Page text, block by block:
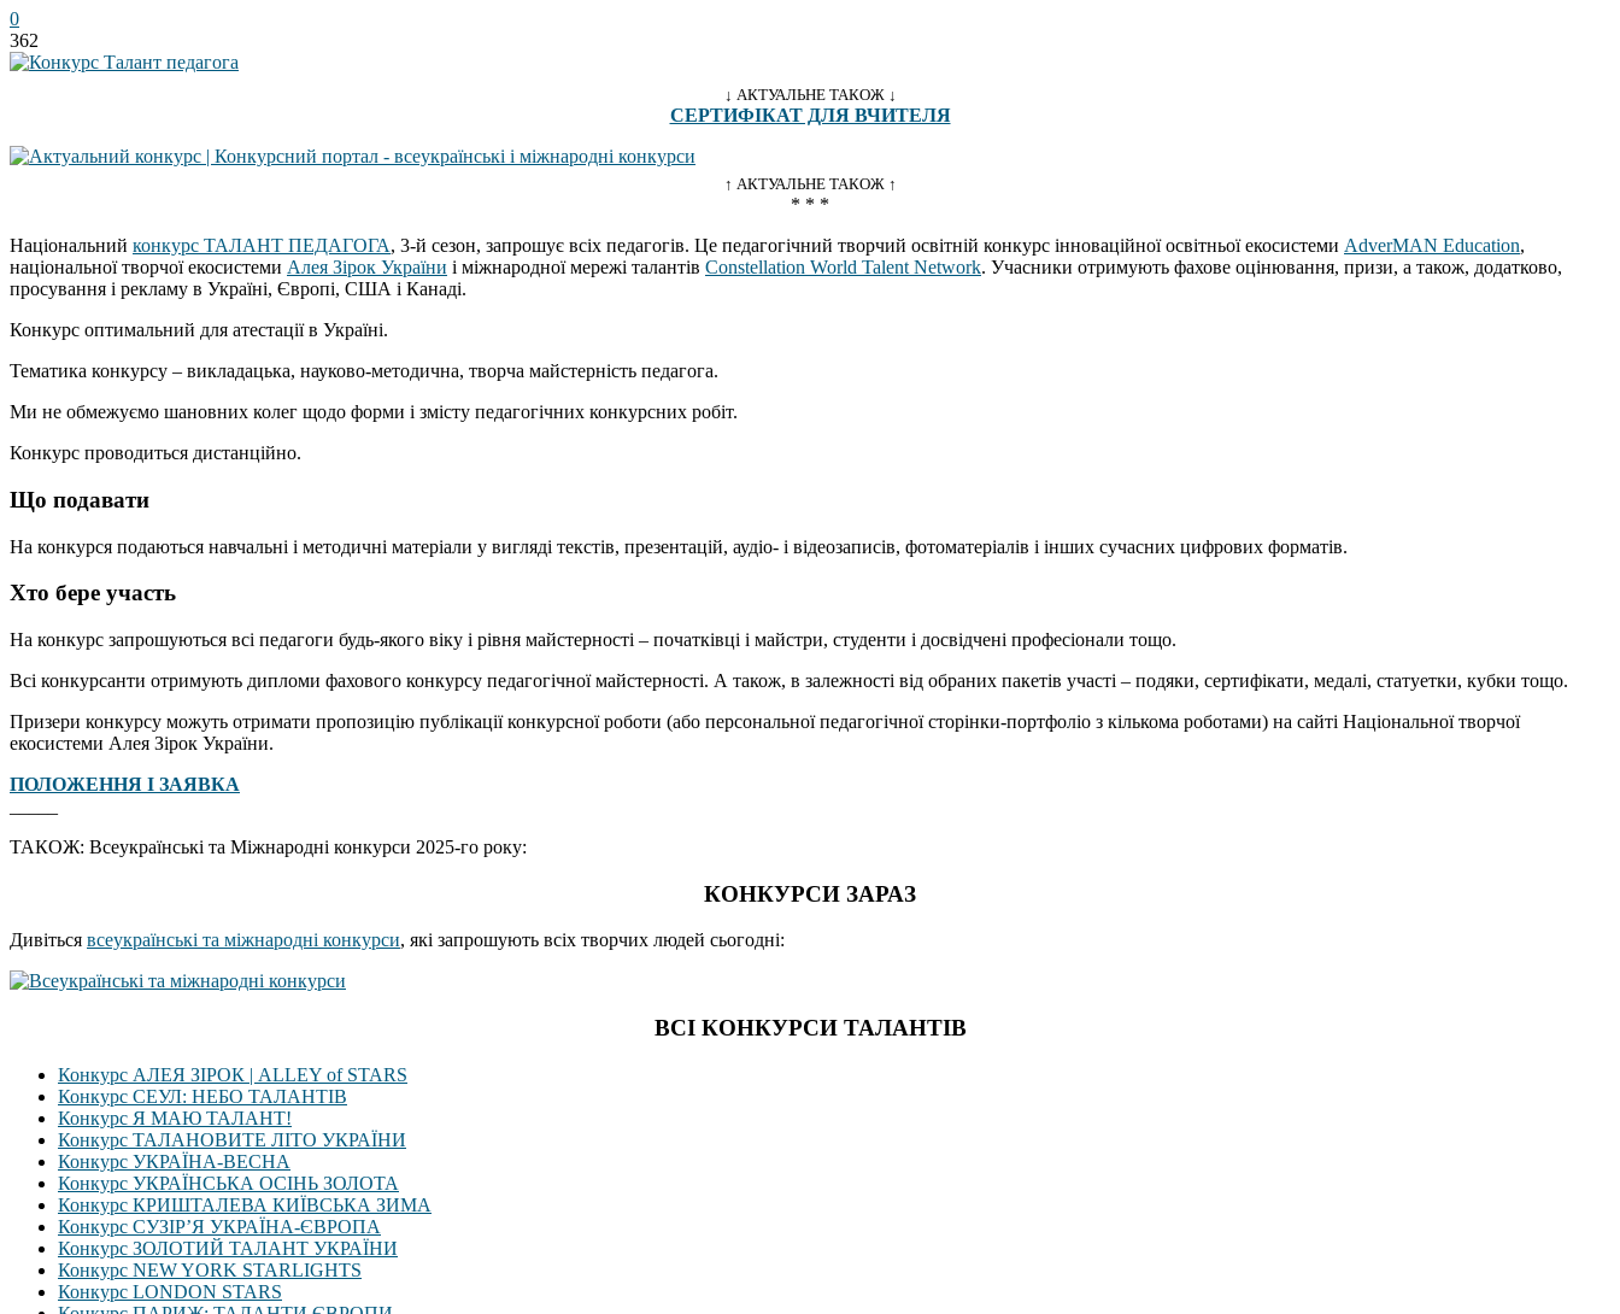
0
362
↓ АКТУАЛЬНЕ ТАКОЖ ↓
СЕРТИФІКАТ ДЛЯ ВЧИТЕЛЯ
↑ АКТУАЛЬНЕ ТАКОЖ ↑
* * *
Національний конкурс ТАЛАНТ ПЕДАГОГА, 3-й сезон, запрошує всіх педагогів. Це педагогічний творчий освітній конкурс інноваційної освітньої екосистеми AdverMAN Education,
національної творчої екосистеми Алея Зірок України і міжнародної мережі талантів Constellation World Talent Network. Учасники отримують фахове оцінювання, призи, а також, додатково,
просування і рекламу в Україні, Європі, США і Канаді.
Конкурс оптимальний для атестації в Україні.
Тематика конкурсу – викладацька, науково-методична, творча майстерність педагога.
Ми не обмежуємо шановних колег щодо форми і змісту педагогічних конкурсних робіт.
Конкурс проводиться дистанційно.
Що подавати
На конкурся подаються навчальні і методичні матеріали у вигляді текстів, презентацій, аудіо- і відеозаписів, фотоматеріалів і інших сучасних цифрових форматів.
Хто бере участь
На конкурс запрошуються всі педагоги будь-якого віку і рівня майстерності – початківці і майстри, студенти і досвідчені професіонали тощо.
Всі конкурсанти отримують дипломи фахового конкурсу педагогічної майстерності. А також, в залежності від обраних пакетів участі – подяки, сертифікати, медалі, статуетки, кубки тощо.
Призери конкурсу можуть отримати пропозицію публікації конкурсної роботи (або персональної педагогічної сторінки-портфоліо з кількома роботами) на сайті Національної творчої
екосистеми Алея Зірок України.
ПОЛОЖЕННЯ І ЗАЯВКА
ТАКОЖ: Всеукраїнські та Міжнародні конкурси 2025-го року:
КОНКУРСИ ЗАРАЗ
Дивіться всеукраїнські та міжнародні конкурси, які запрошують всіх творчих людей сьогодні:
ВСІ КОНКУРСИ ТАЛАНТІВ
Конкурс АЛЕЯ ЗІРОК | ALLEY of STARS
Конкурс СЕУЛ: НЕБО ТАЛАНТІВ
Конкурс Я МАЮ ТАЛАНТ!
Конкурс ТАЛАНОВИТЕ ЛІТО УКРАЇНИ
Конкурс УКРАЇНА-ВЕСНА
Конкурс УКРАЇНСЬКА ОСІНЬ ЗОЛОТА
Конкурс КРИШТАЛЕВА КИЇВСЬКА ЗИМА
Конкурс СУЗІР’Я УКРАЇНА-ЄВРОПА
Конкурс ЗОЛОТИЙ ТАЛАНТ УКРАЇНИ
Конкурс NEW YORK STARLIGHTS
Конкурс LONDON STARS